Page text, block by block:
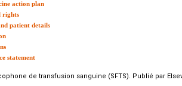
action plan
rights
patient details
statement
de transfusion sanguine (SFTS). Publié par